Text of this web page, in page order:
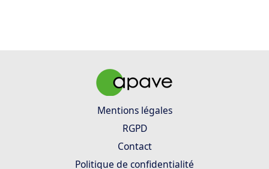
Mentions légales
RGPD
Contact
Politique de confidentialité